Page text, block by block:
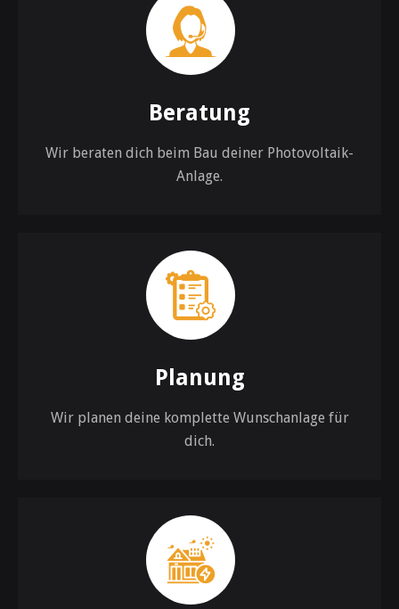
Beratung
Wir beraten dich beim Bau deiner Photovoltaik-
Anlage.
Planung
Wir planen deine komplette Wunschanlage für
dich.